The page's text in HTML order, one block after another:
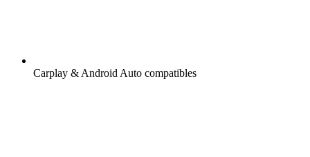
Carplay & Android Auto compatibles